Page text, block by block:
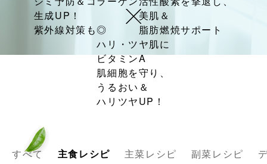
生成UP！
紫外線対策も◎
美肌＆
脂肪燃焼サポート
ハリ・ツヤ肌に
ビタミンA
肌細胞を守り、
うるおい＆
ハリツヤUP！
すべて 主食レシピ 主菜レシピ 副菜レシピ